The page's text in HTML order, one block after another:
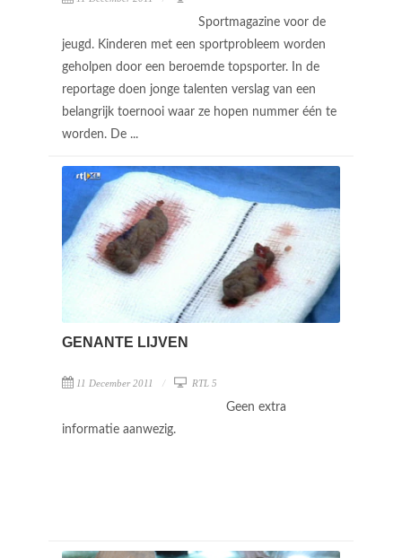
Sportmagazine voor de
jeugd. Kinderen met een sportprobleem worden
geholpen door een beroemde topsporter. In de
reportage doen jonge talenten verslag van een
belangrijk toernooi waar ze hopen nummer één te
worden. De ...
GENANTE LIJVEN
11 December 2011 RTL 5
Geen extra
informatie aanwezig.